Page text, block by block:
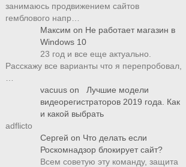
занимаюсь продвижением сайтов
гемблового напр…
Максим on Не работает магазин в
Windows 10
23 год и все еще актуально.
Расскажу все варианты что я перепробовал,
vacuus on
Лучшие модели
видеорегистраторов 2019 года. Как
и какой выбрать
adflicto
Сергей on Что делать если
Роскомнадзор блокирует сайт?
Всем советую эту команду, защита